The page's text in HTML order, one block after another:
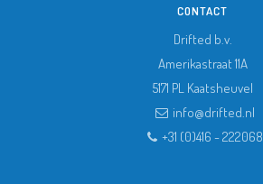
CONTACT
Drifted b.v.
Amerikastraat 11A
5171 PL Kaatsheuvel
info@drifted.nl
+31 (0)416 - 222068